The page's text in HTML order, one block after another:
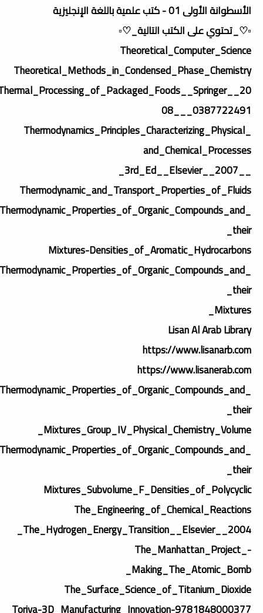
الأسطوانة الأولى 01 - كتب علمية باللغة الإنجليزية
▫️♡_تحتوي على الكتب التالية_♡▫️
Theoretical_Computer_Science
Theoretical_Methods_in_Condensed_Phase_Chemistry
08___0387722491
Thermodynamics_Principles_Characterizing_Physical_
and_Chemical_Processes
__3rd_Ed__Elsevier__2007_
Thermodynamic_and_Transport_Properties_of_Fluids
Thermodynamic_Properties_of_Organic_Compounds_and_
their_
Mixtures-Densities_of_Aromatic_Hydrocarbons
Thermodynamic_Properties_of_Organic_Compounds_and_
their_
Mixtures_
Lisan Al Arab Library
https://www.lisanarb.com
https://www.lisanerab.com
Thermodynamic_Properties_of_Organic_Compounds_and_
their_
Mixtures_Group_IV_Physical_Chemistry_Volume_
Thermodynamic_Properties_of_Organic_Compounds_and_
their_
Mixtures_Subvolume_F_Densities_of_Polycyclic
The_Engineering_of_Chemical_Reactions
The_Hydrogen_Energy_Transition__Elsevier__2004_
The_Manhattan_Project_-
_Making_The_Atomic_Bomb
The_Surface_Science_of_Titanium_Dioxide